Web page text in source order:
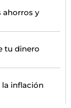
ahorros y
tu dinero
inflación